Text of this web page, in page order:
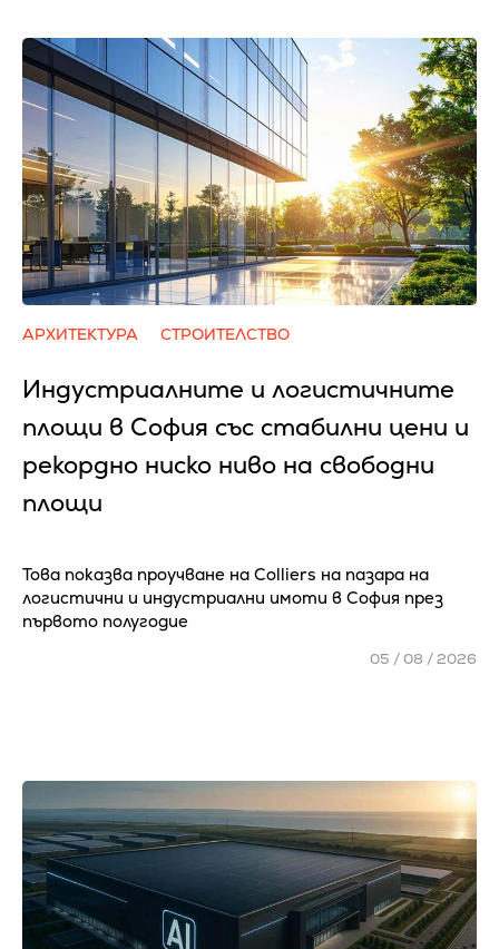
АРХИТЕКТУРА СТРОИТЕЛСТВО
Индустриалните и логистичните
площи в София със стабилни цени и
рекордно ниско ниво на свободни
площи
Това показва проучване на Colliers на пазара на
логистични и индустриални имоти в София през
първото полугодие
05 / 08 / 2026